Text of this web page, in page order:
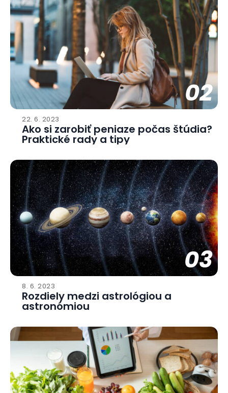
02
22. 6. 2023
Ako si zarobiť peniaze počas štúdia?
Praktické rady a tipy
03
8. 6. 2023
Rozdiely medzi astrológiou a
astronómiou